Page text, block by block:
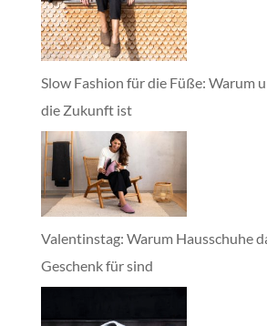
Slow Fashion für die Füße: Warum
die Zukunft ist
Valentinstag: Warum Hausschuhe
Geschenk für sind